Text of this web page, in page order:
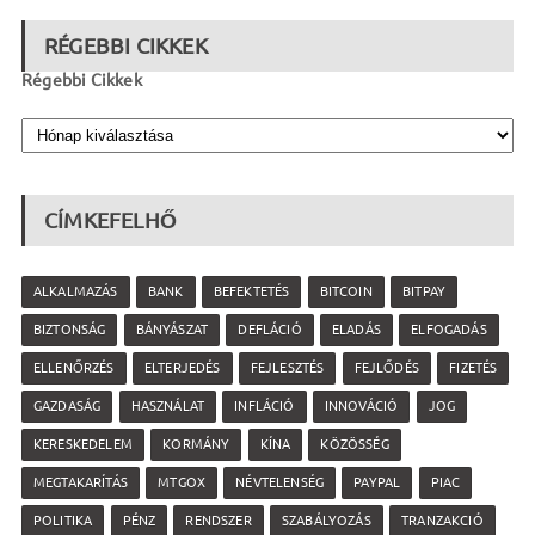
RÉGEBBI CIKKEK
Régebbi Cikkek
CÍMKEFELHŐ
ALKALMAZÁS BANK BEFEKTETÉS BITCOIN BITPAY
BIZTONSÁG BÁNYÁSZAT DEFLÁCIÓ ELADÁS ELFOGADÁS
ELLENŐRZÉS ELTERJEDÉS FEJLESZTÉS FEJLŐDÉS FIZETÉS
GAZDASÁG HASZNÁLAT INFLÁCIÓ INNOVÁCIÓ JOG
KERESKEDELEM KORMÁNY KÍNA KÖZÖSSÉG
MEGTAKARÍTÁS MTGOX NÉVTELENSÉG PAYPAL PIAC
POLITIKA PÉNZ RENDSZER SZABÁLYOZÁS TRANZAKCIÓ